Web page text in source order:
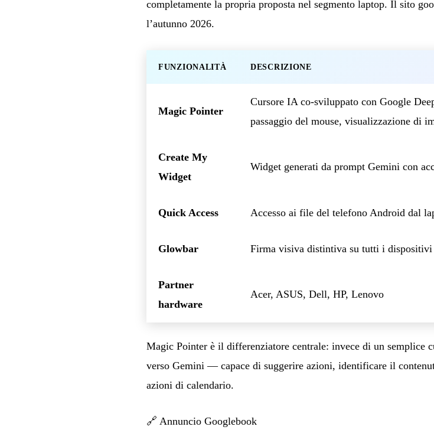
completamente la propria proposta nel segmento laptop. Il sito
l’autunno 2026.
FUNZIONALITÀ DESCRIZIONE
Magic Pointer
Cursore IA co-sviluppato con Google
passaggio del mouse, visualizzazione di
Create My
Widget
Widget generati da prompt Gemini con
Quick Access Accesso ai file del telefono Android dal
Glowbar Firma visiva distintiva su tutti i dispositivi
Partner
hardware
Acer, ASUS, Dell, HP, Lenovo
Magic Pointer è il differenziatore centrale: invece di un semplice
verso Gemini — capace di suggerire azioni, identificare il
azioni di calendario.
🔗 Annuncio Googlebook